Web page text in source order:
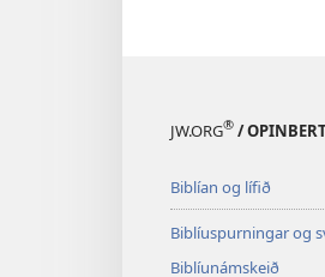
JW.ORG® /
Biblían og lífið
Biblíuspurningar og
Biblíunámskeið